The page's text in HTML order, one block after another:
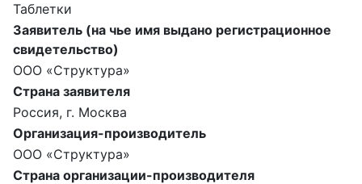
Таблетки
Заявитель (на чье имя выдано регистрационное
свидетельство)
ООО «Структура»
Страна заявителя
Россия, г. Москва
Организация-производитель
ООО «Структура»
Страна организации-производителя